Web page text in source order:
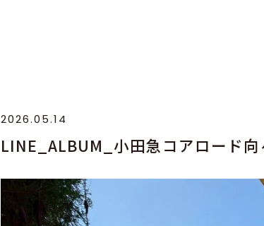
2026.05.14
LINE_ALBUM_小田急コアロード